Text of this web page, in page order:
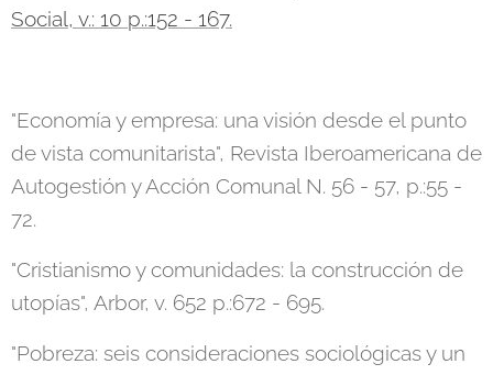
Social, v.: 10 p.:152 - 167.
"Economía y empresa: una visión desde el punto
de vista comunitarista", Revista Iberoamericana de
Autogestión y Acción Comunal N. 56 - 57, p.:55 -
72.
"Cristianismo y comunidades: la construcción de
utopías", Arbor, v. 652 p.:672 - 695.
"Pobreza: seis consideraciones sociológicas y un